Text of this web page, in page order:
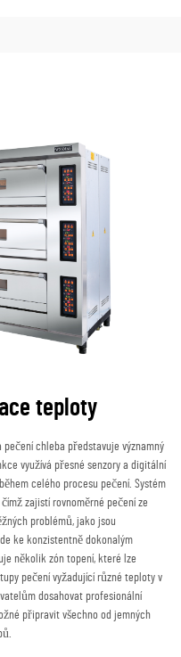
teploty
chleba představuje významný
využívá přesné senzory a digitální
celého procesu pečení. Systém
zajistí rovnoměrné pečení ze
problémů, jako jsou
ke konzistentně dokonalým
několik zón topení, které lze
pečení vyžadující různé teploty v
dosahovat profesionální
připravit všechno od jemných